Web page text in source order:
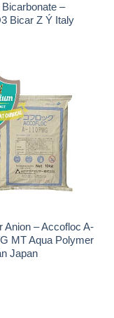
–
Bicar Z Ý Italy
Anion – Accofloc A-
MT Aqua Polymer
Japan